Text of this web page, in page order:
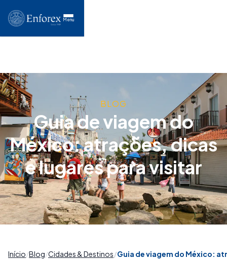
Menu
BLOG
Guia de viagem do
México: atrações, dicas
e lugares para visitar
Início Blog Cidades & Destinos Guia de viagem do México: